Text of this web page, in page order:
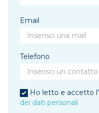
Email
Telefono
Ho letto e accetto l'
dei dati personali